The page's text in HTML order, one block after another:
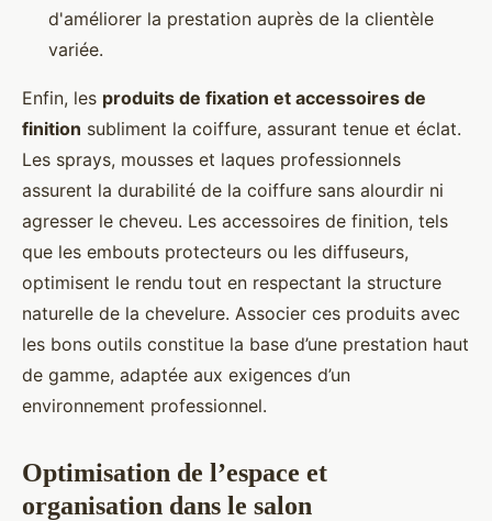
d'améliorer la prestation auprès de la clientèle
variée.
Enfin, les produits de fixation et accessoires de
finition subliment la coiffure, assurant tenue et éclat.
Les sprays, mousses et laques professionnels
assurent la durabilité de la coiffure sans alourdir ni
agresser le cheveu. Les accessoires de finition, tels
que les embouts protecteurs ou les diffuseurs,
optimisent le rendu tout en respectant la structure
naturelle de la chevelure. Associer ces produits avec
les bons outils constitue la base d’une prestation haut
de gamme, adaptée aux exigences d’un
environnement professionnel.
Optimisation de l’espace et
organisation dans le salon